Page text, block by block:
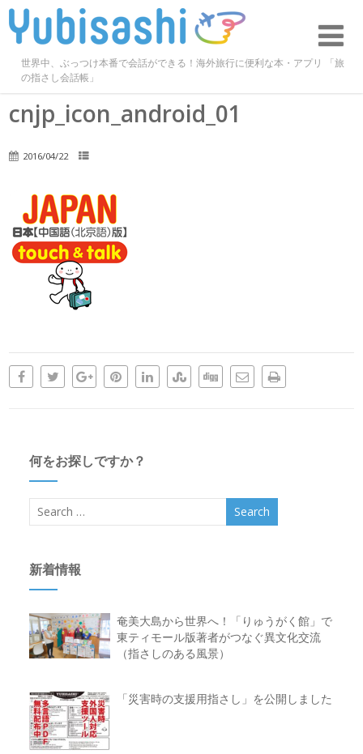
世界中、ぶっつけ本番で会話ができる！海外旅行に便利な本・アプリ 「旅
の指さし会話帳」
cnjp_icon_android_01
2016/04/22
何をお探しですか？
新着情報
奄美大島から世界へ！「りゅうがく館」で
東ティモール版著者がつなぐ異文化交流
（指さしのある風景）
「災害時の支援用指さし」を公開しました